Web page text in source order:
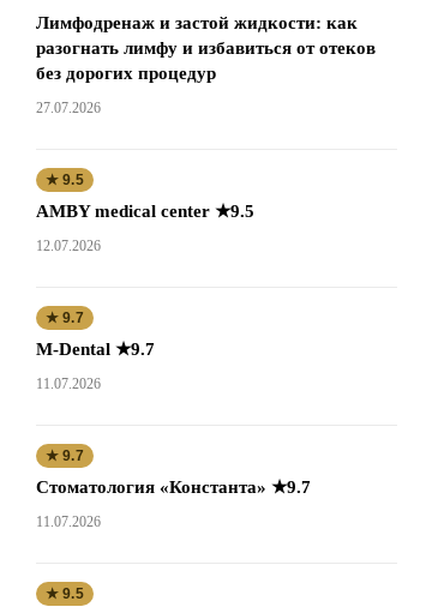
Лимфодренаж и застой жидкости: как
разогнать лимфу и избавиться от отеков
без дорогих процедур
27.07.2026
★ 9.5
AMBY medical center ★9.5
12.07.2026
★ 9.7
M-Dental ★9.7
11.07.2026
★ 9.7
Стоматология «Константа» ★9.7
11.07.2026
★ 9.5